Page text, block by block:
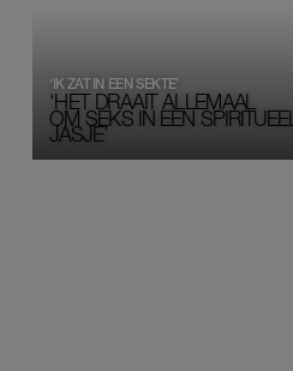
‘HET DRAAIT ALLEMAAL
OM SEKS IN EEN SPIRITUEEL
JASJE’
‘IK ZAT IN EEN SEKTE’